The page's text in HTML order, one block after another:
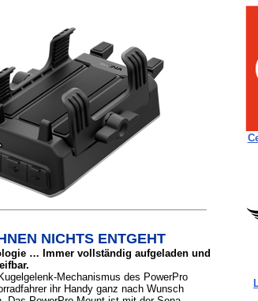
NICHTS ENTGEHT
… Immer vollständig aufgeladen und
Mechanismus des PowerPro
ihr Handy ganz nach Wunsch